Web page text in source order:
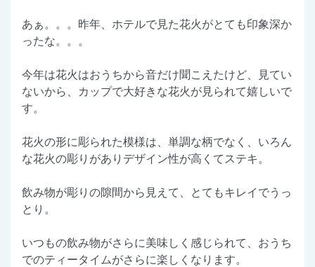
あぁ。。。昨年、ホテルで見た花火がとても印象深か
ったな。。。
今年は花火はおうちから音だけ聞こえたけど、見てい
ないから、カップで大好きな花火が見られて嬉しいで
す。
花火の形に彫られた模様は、単調な柄でなく、いろん
な花火の彫りがありデザイン性が高くてステキ。
飲み物が彫りの隙間から見えて、とてもキレイでうっ
とり。
いつもの飲み物がさらに美味しく感じられて、おうち
でのティータイムがさらに楽しくなります。